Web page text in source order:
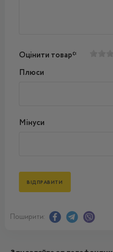
Оцінити товар*
Плюси
Мінуси
Поширити: